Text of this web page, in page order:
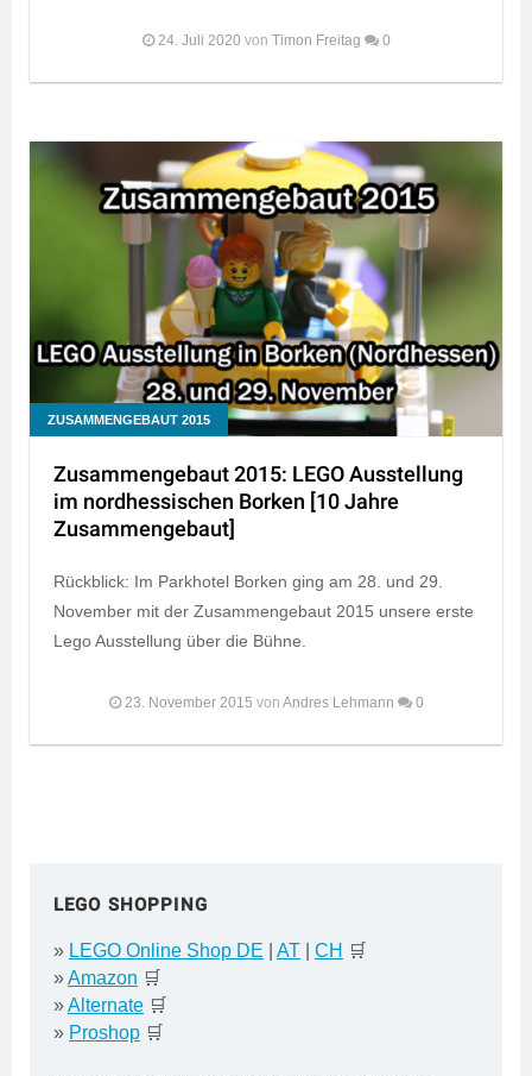
24. Juli 2020 von Timon Freitag 0
ZUSAMMENGEBAUT 2015
Zusammengebaut 2015: LEGO Ausstellung
im nordhessischen Borken [10 Jahre
Zusammengebaut]
Rückblick: Im Parkhotel Borken ging am 28. und 29.
November mit der Zusammengebaut 2015 unsere erste
Lego Ausstellung über die Bühne.
23. November 2015 von Andres Lehmann 0
LEGO SHOPPING
» LEGO Online Shop DE AT CH 🛒
»Amazon 🛒
»Alternate 🛒
» Proshop 🛒